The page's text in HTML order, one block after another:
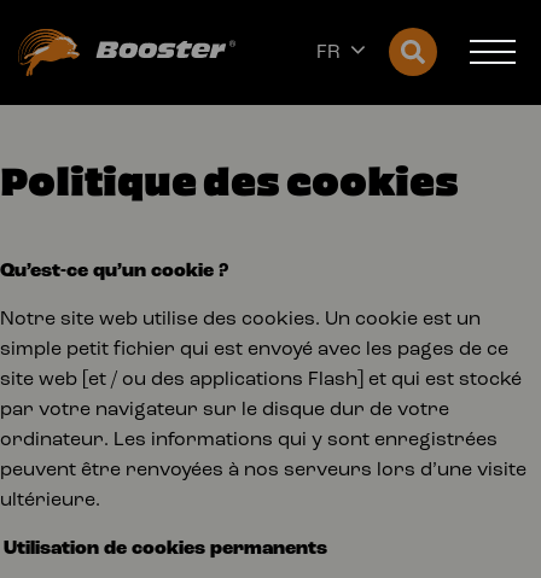
FR
Politique des cookies
Qu’est-ce qu’un cookie ?
Notre site web utilise des cookies. Un cookie est un
simple petit fichier qui est envoyé avec les pages de ce
site web [et / ou des applications Flash] et qui est stocké
par votre navigateur sur le disque dur de votre
ordinateur. Les informations qui y sont enregistrées
peuvent être renvoyées à nos serveurs lors d’une visite
ultérieure.
Utilisation de cookies permanents